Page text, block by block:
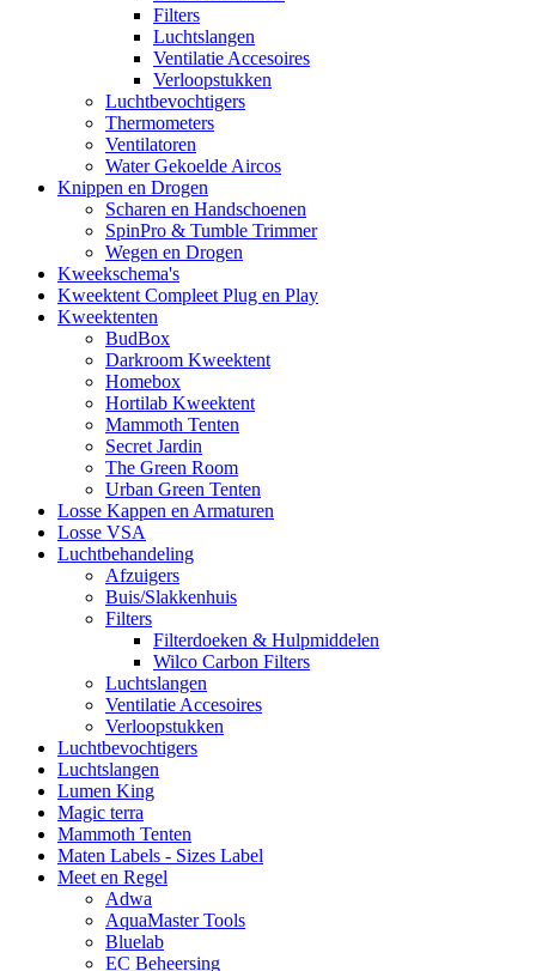
Filters
Luchtslangen
Ventilatie Accesoires
Verloopstukken
Luchtbevochtigers
Thermometers
Ventilatoren
Water Gekoelde Aircos
Knippen en Drogen
Scharen en Handschoenen
SpinPro & Tumble Trimmer
Wegen en Drogen
Kweekschema's
Kweektent Compleet Plug en Play
Kweektenten
BudBox
Darkroom Kweektent
Homebox
Hortilab Kweektent
Mammoth Tenten
Secret Jardin
The Green Room
Urban Green Tenten
Losse Kappen en Armaturen
Losse VSA
Luchtbehandeling
Afzuigers
Buis/Slakkenhuis
Filters
Filterdoeken & Hulpmiddelen
Wilco Carbon Filters
Luchtslangen
Ventilatie Accesoires
Verloopstukken
Luchtbevochtigers
Luchtslangen
Lumen King
Magic terra
Mammoth Tenten
Maten Labels - Sizes Label
Meet en Regel
Adwa
AquaMaster Tools
Bluelab
EC Beheersing